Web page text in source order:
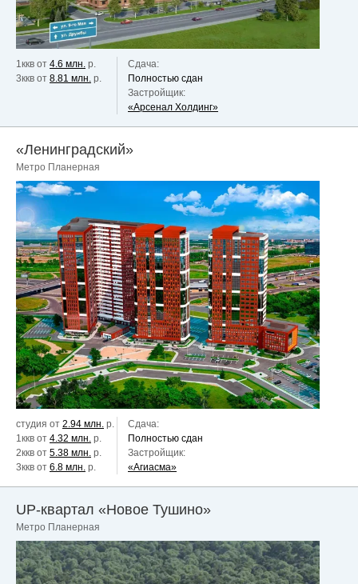
1ккв от 4.6 млн. р.
3ккв от 8.81 млн. р.
Сдача:
Полностью сдан
Застройщик:
«Арсенал Холдинг»
«Ленинградский»
Метро Планерная
студия от 2.94 млн. р.
1ккв от 4.32 млн. р.
2ккв от 5.38 млн. р.
3ккв от 6.8 млн. р.
Сдача:
Полностью сдан
Застройщик:
«Агиасма»
UP-квартал «Новое Тушино»
Метро Планерная